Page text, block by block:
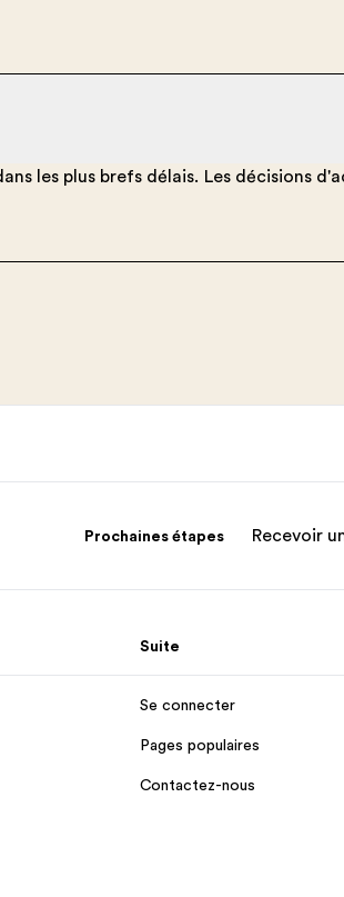
les plus brefs délais. Les décisions
Prochaines étapes Recevoir
Suite
Se connecter
Pages populaires
Contactez-nous